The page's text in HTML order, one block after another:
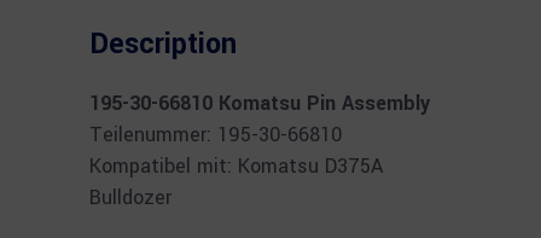
Description
195-30-66810 Komatsu Pin Assembly
Teilenummer: 195-30-66810
Kompatibel mit: Komatsu D375A
Bulldozer